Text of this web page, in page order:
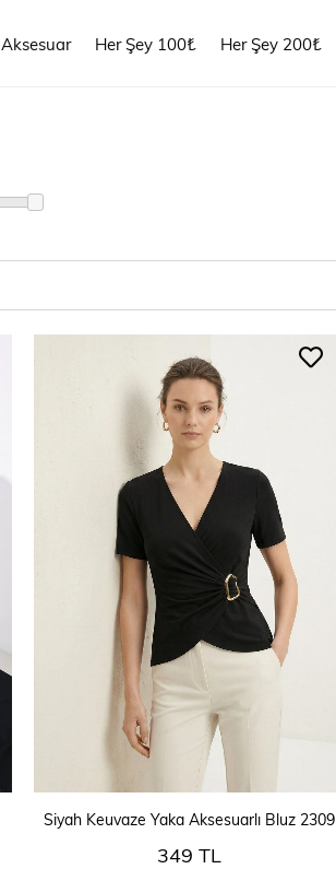
Aksesuar Her Şey 100₺ Her Şey 200₺
SEPETE EKLE
Siyah Keuvaze Yaka Aksesuarlı Bluz 2309
349 TL